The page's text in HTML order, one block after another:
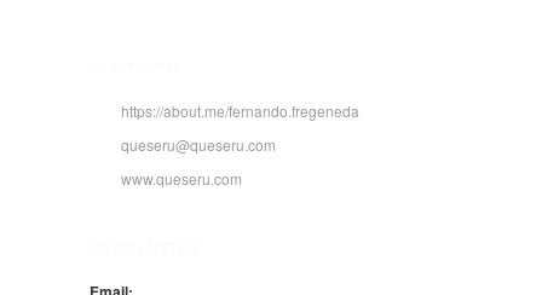
https://about.me/fernando.fregeneda
queseru@queseru.com
www.queseru.com